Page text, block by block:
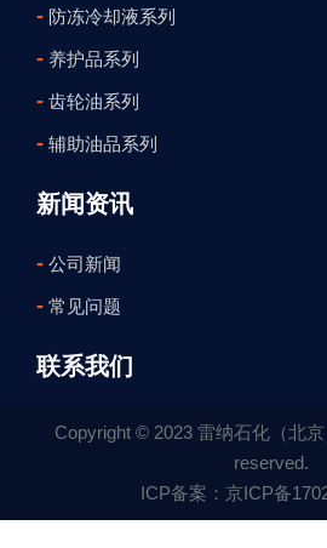
- 防冻冷却液系列
- 养护品系列
- 齿轮油系列
- 辅助油品系列
新闻资讯
- 公司新闻
- 常见问题
联系我们
Copyright © 2023 雷纳石化（北
reserved.
ICP备案：京ICP备